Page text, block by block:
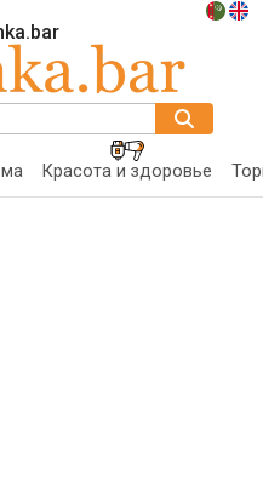
Красота и здоровье